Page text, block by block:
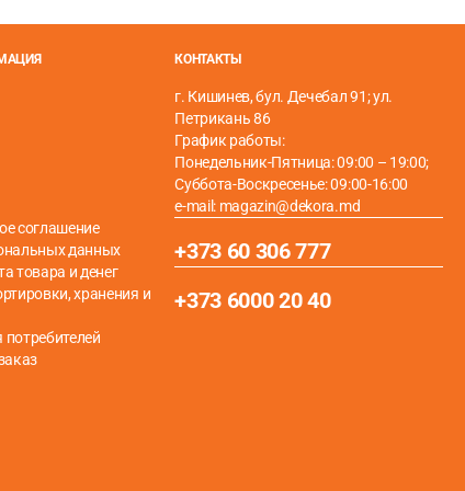
исключительную устойчивость к ударам и
плитка. По внешнему виду они
соглашение
данных
товара и денег
хранения и
КОНТАКТЫ
г. Кишинев, бул. Дечебал 91; ул.
Петрикань 86
График работы:
Понедельник-Пятница: 09:00 – 19:00;
Суббота-Воскресенье: 09:00-16:00
e-mail: magazin@dekora.md
+373 60 306 777
+373 6000 20 40